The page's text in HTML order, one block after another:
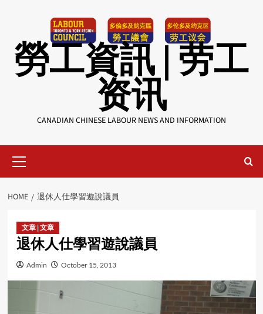
勞工資訊 | 劳工
资讯
CANADIAN CHINESE LABOUR NEWS AND INFORMATION
Menu
HOME 退休人仕學習遊說議員
文章 | 文章
退休人仕學習遊說議員
Admin October 15, 2013